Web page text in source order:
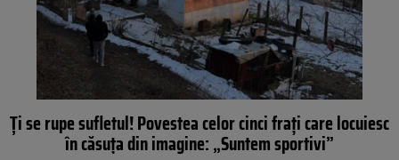
Ţi se rupe sufletul! Povestea celor cinci fraţi care locuiesc
în căsuţa din imagine: „Suntem sportivi”